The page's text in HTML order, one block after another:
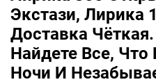
Экстази, Лирика
Доставка
Найдете Все,
Ночи И